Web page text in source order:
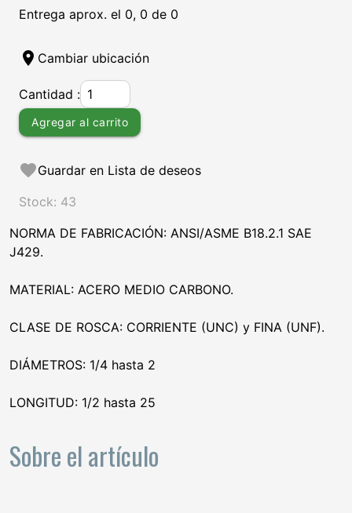
Entrega aprox. el 0, 0 de 0
location_on Cambiar ubicación
Cantidad :
Agregar al carrito
favoriteGuardar en Lista de deseos
Stock: 43
NORMA DE FABRICACIÓN: ANSI/ASME B18.2.1 SAE
J429.
MATERIAL: ACERO MEDIO CARBONO.
CLASE DE ROSCA: CORRIENTE (UNC) y FINA (UNF).
DIÁMETROS: 1/4 hasta 2
LONGITUD: 1/2 hasta 25
Sobre el artículo